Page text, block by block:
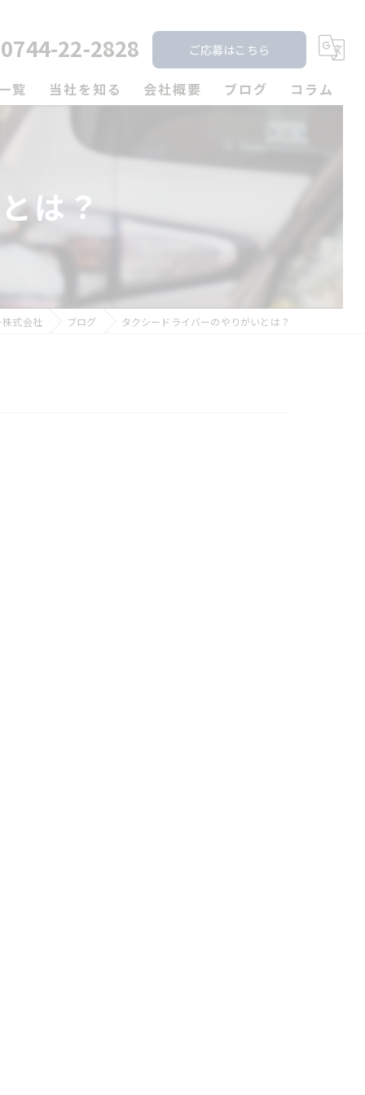
0744-22-2828 ご応募はこちら
覧 当社を知る
未経験
転職
会社概要 ブログ コラム
は？
式会社 ブログ タクシードライバーのやりがいとは？